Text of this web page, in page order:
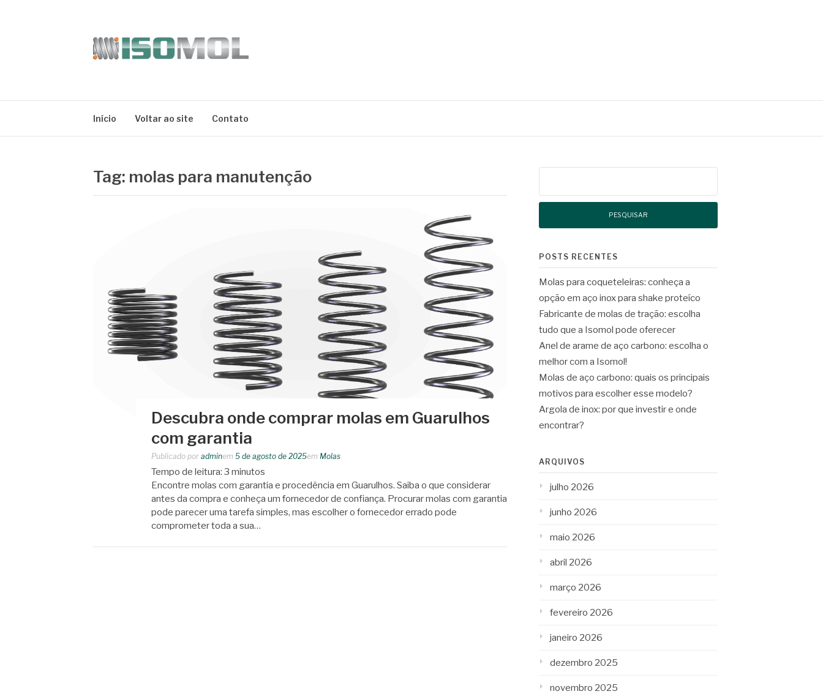
Início Voltar ao site Contato
Tag: molas para manutenção
Descubra onde comprar molas em Guarulhos
com garantia
Publicado por adminem 5 de agosto de 2025em Molas
Tempo de leitura: 3 minutos
Encontre molas com garantia e procedência em Guarulhos. Saiba o que considerar
antes da compra e conheça um fornecedor de confiança. Procurar molas com garantia
pode parecer uma tarefa simples, mas escolher o fornecedor errado pode
comprometer toda a sua…
POSTS RECENTES
Molas para coqueteleiras: conheça a
opção em aço inox para shake proteíco
Fabricante de molas de tração: escolha
tudo que a Isomol pode oferecer
Anel de arame de aço carbono: escolha o
melhor com a Isomol!
Molas de aço carbono: quais os principais
motivos para escolher esse modelo?
Argola de inox: por que investir e onde
encontrar?
ARQUIVOS
julho 2026
junho 2026
maio 2026
abril 2026
março 2026
fevereiro 2026
janeiro 2026
dezembro 2025
novembro 2025